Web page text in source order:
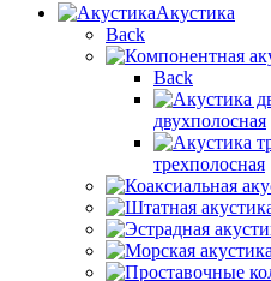
Акустика
Back
Back
двухполосная
трехполосная